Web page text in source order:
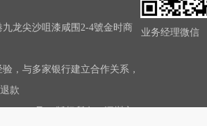
龙尖沙咀漆咸围2-4號金时商
，与多家银行建立合作关系，
款
业务经理微信